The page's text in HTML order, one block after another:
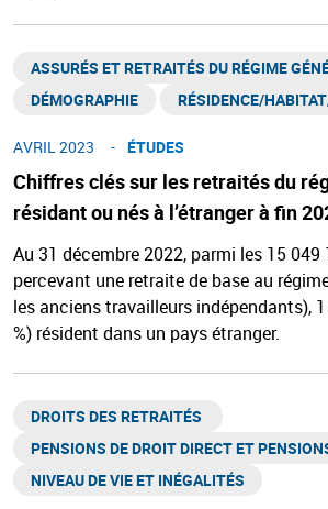
Chiffres clés sur les retraités du
résidant ou nés à l’étranger à fin
ASSURÉS ET RETRAITÉS DU RÉGIME
DÉMOGRAPHIE
RÉSIDENCE/
AVRIL 2023 ÉTUDES
Au 31 décembre 2022, parmi les 15
percevant une retraite de base au
les anciens travailleurs indépendants),
%) résident dans un pays étranger.
DROITS DES RETRAITÉS ​
PENSIONS DE DROIT DIRECT ET
NIVEAU DE VIE ET INÉGALITÉS​